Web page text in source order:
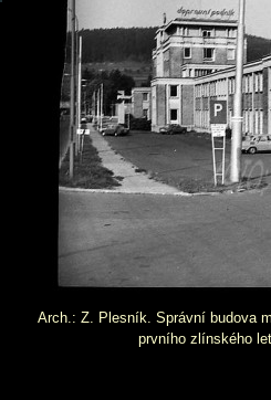
Arch.: Z. Plesník. Správní budova
prvního zlínského